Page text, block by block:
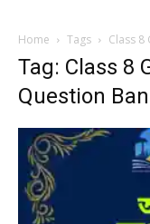
Home Tags Class
Tag: Class 8
Question